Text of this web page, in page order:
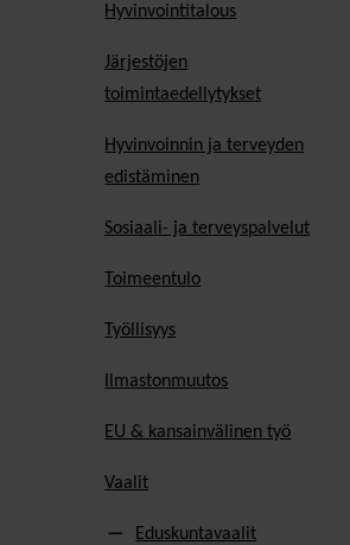
Hyvinvointitalous
Järjestöjen
toimintaedellytykset
Hyvinvoinnin ja terveyden
edistäminen
Sosiaali- ja terveyspalvelut
Toimeentulo
Työllisyys
Ilmastonmuutos
EU & kansainvälinen työ
Vaalit
Eduskuntavaalit